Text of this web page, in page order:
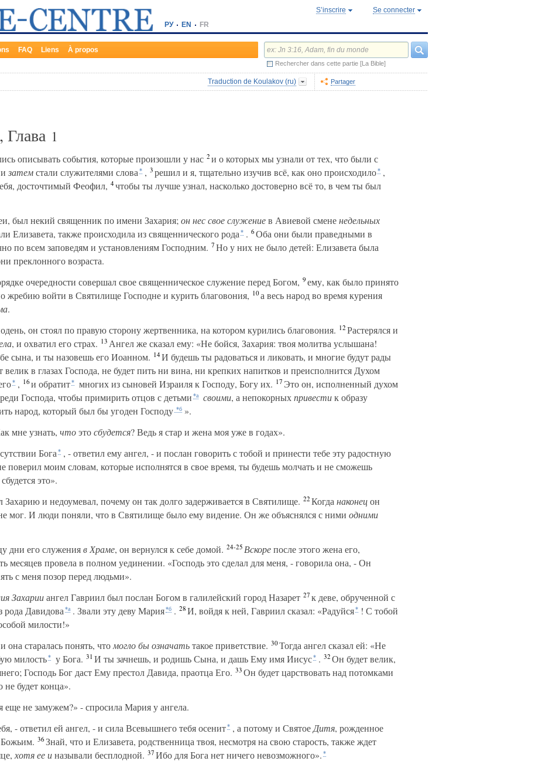
РУ EN FR
S’inscrire Se connecter
FAQ Liens À propos
Rechercher dans cette partie [La Bible]
Traduction de Koulakov (ru) Partager
Глава 1
описывать события, которые произошли у нас 2и о которых мы узнали от тех, что были с
затемстали служителями слова * , 3решил и я, тщательно изучив всё, как оно происходило* ,
досточтимый Феофил, 4чтобы ты лучше узнал, насколько достоверно всё то, в чем ты был
был некий священник по имени Захария; оннессвоеслужениев Авиевой смененедельных
Елизавета, также происходила из священнического рода * . 6Оба они были праведными в
по всем заповедям и установлениям Господним. 7Но у них не было детей: Елизавета была
преклонного возраста.
очередности совершал свое священническое служение перед Богом, 9ему, как было принято
жребию войти в Святилище Господне и курить благовония, 10а весь народ во время курения
.
он стоял по правую сторону жертвенника, на котором курились благовония. 12Растерялся и
, и охватил его страх. 13Ангел же сказал ему: «Не бойся, Захария: твоя молитва услышана!
сына, и ты назовешь его Иоанном. 14И будешь ты радоваться и ликовать, и многие будут рады
в глазах Господа, не будет пить ни вина, ни крепких напитков и преисполнится Духом
* , 16и обратит* многих из сыновей Израиля к Господу, Богу их. 17Это он, исполненный духом
Господа, чтобы примирить отцов с детьми *а своими, а непокорныхпривестик образу
народ, который был бы угоден Господу *б ».
мне узнать, чтоэтосбудется? Ведь я стар и жена моя уже в годах».
Бога * , - ответил ему ангел, - и послан говорить с тобой и принести тебе эту радостную
поверил моим словам, которые исполнятся в свое время, ты будешь молчать и не сможешь
это».
Захарию и недоумевал, почему он так долго задерживается в Святилище. 22Когда наконецон
мог. И люди поняли, что в Святилище было ему видение. Он же объяснялся с ними одними
дни его служенияв Храме, он вернулся к себе домой. 24-25 Вскорепосле этого жена его,
месяцев провела в полном уединении. «Господь это сделал для меня, - говорила она, - Он
с меня позор перед людьми».
Захарииангел Гавриил был послан Богом в галилейский город Назарет 27к деве, обрученной с
Давидова *а . Звали эту деву Мария*б . 28И, войдя к ней, Гавриил сказал: «Радуйся* ! С тобой
милости!»
она старалась понять, что моглобыозначатьтакое приветствие. 30Тогда ангел сказал ей: «Не
милость* у Бога. 31И ты зачнешь, и родишь Сына, и дашь Ему имя Иисус* . 32Он будет велик,
Господь Бог даст Ему престол Давида, праотца Его. 33Он будет царствовать над потомками
будет конца».
еще не замужем?» - спросила Мария у ангела.
- ответил ей ангел, - и сила Всевышнего тебя осенит* , а потому и Святое Дитя, рожденное
36Знай, что и Елизавета, родственница твоя, несмотря на свою старость, также ждет
хотяееиназывали бесплодной. 37Ибо для Бога нет ничего невозможного». *